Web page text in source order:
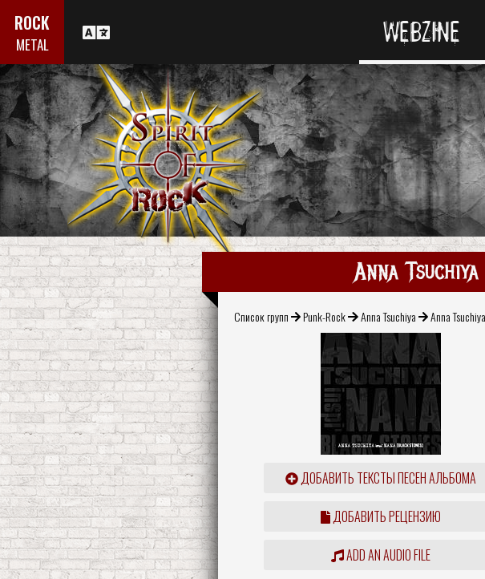
ROCK
METAL WEBZINE
Anna
Список групп Punk-Rock Anna Tsuchiya Anna
ДОБАВИТЬ ТЕКСТЫ ПЕСЕН АЛЬБОМА
ДОБАВИТЬ РЕЦЕНЗИЮ
ADD AN AUDIO FILE